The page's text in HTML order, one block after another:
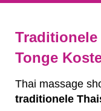
Traditionele
Tonge
Thai massage
traditionele